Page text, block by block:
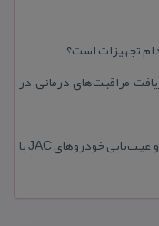
مراقبت‌های درمانی در
امداد خودرو جك در مشهد | تعمیر تخصصی و عیب‌یابی خودروهای JAC با